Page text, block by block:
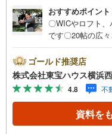
おすすめポイント
〇WICやロフト
です〇20帖の広
らしやすい住環境
象店舗ーーーー当
イトがもらえる「
ン」の対象にな
る」ボタンから
AN IDでログイ
ゴールド推奨店
株式会社東宝ハウス横浜
4.8 不
資料を